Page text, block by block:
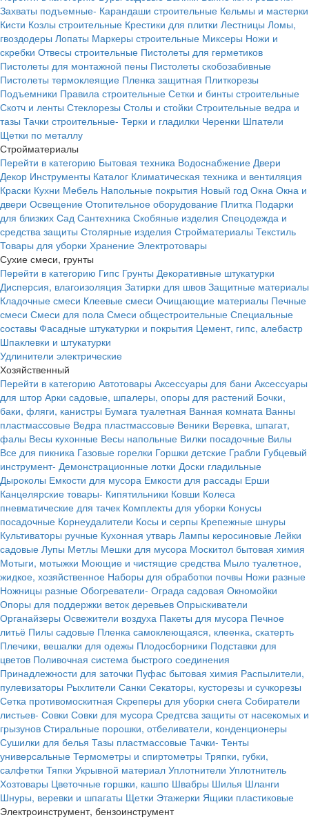
Захваты подъемные- Карандаши строительные Кельмы и мастерки
Кисти Козлы строительные Крестики для плитки Лестницы Ломы,
гвоздодеры Лопаты Маркеры строительные Миксеры Ножи и
скребки Отвесы строительные Пистолеты для герметиков
Пистолеты для монтажной пены Пистолеты скобозабивные
Пистолеты термоклеящие Пленка защитная Плиткорезы
Подъемники Правила строительные Сетки и бинты строительные
Скотч и ленты Стеклорезы Столы и стойки Строительные ведра и
тазы Тачки строительные- Терки и гладилки Черенки Шпатели
Щетки по металлу
Стройматериалы
Перейти в категорию Бытовая техника Водоснабжение Двери
Декор Инструменты Каталог Климатическая техника и вентиляция
Краски Кухни Мебель Напольные покрытия Новый год Окна Окна и
двери Освещение Отопительное оборудование Плитка Подарки
для близких Сад Сантехника Скобяные изделия Спецодежда и
средства защиты Столярные изделия Стройматериалы Текстиль
Товары для уборки Хранение Электротовары
Сухие смеси, грунты
Перейти в категорию Гипс Грунты Декоративные штукатурки
Дисперсия, влагоизоляция Затирки для швов Защитные материалы
Кладочные смеси Клеевые смеси Очищающие материалы Печные
смеси Смеси для пола Смеси общестроительные Специальные
составы Фасадные штукатурки и покрытия Цемент, гипс, алебастр
Шпаклевки и штукатурки
Удлинители электрические
Хозяйственный
Перейти в категорию Автотовары Аксессуары для бани Аксессуары
для штор Арки садовые, шпалеры, опоры для растений Бочки,
баки, фляги, канистры Бумага туалетная Ванная комната Ванны
пластмассовые Ведра пластмассовые Веники Веревка, шпагат,
фалы Весы кухонные Весы напольные Вилки посадочные Вилы
Все для пикника Газовые горелки Горшки детские Грабли Губцевый
инструмент- Демонстрационные лотки Доски гладильные
Дыроколы Емкости для мусора Емкости для рассады Ерши
Канцелярские товары- Кипятильники Ковши Колеса
пневматические для тачек Комплекты для уборки Конусы
посадочные Корнеудалители Косы и серпы Крепежные шнуры
Культиваторы ручные Кухонная утварь Лампы керосиновые Лейки
садовые Лупы Метлы Мешки для мусора Москитол бытовая химия
Мотыги, мотыжки Моющие и чистящие средства Мыло туалетное,
жидкое, хозяйственное Наборы для обработки почвы Ножи разные
Ножницы разные Обогреватели- Ограда садовая Окномойки
Опоры для поддержки веток деревьев Опрыскиватели
Органайзеры Освежители воздуха Пакеты для мусора Печное
литьё Пилы садовые Пленка самоклеющаяся, клеенка, скатерть
Плечики, вешалки для одежы Плодосборники Подставки для
цветов Поливочная система быстрого соединения
Принадлежности для заточки Пуфас бытовая химия Распылители,
пулевизаторы Рыхлители Санки Секаторы, кусторезы и сучкорезы
Сетка противомоскитная Скреперы для уборки снега Собиратели
листьев- Совки Совки для мусора Средтсва защиты от насекомых и
грызунов Стиральные порошки, отбеливатели, конденционеры
Сушилки для белья Тазы пластмассовые Тачки- Тенты
универсальные Термометры и спиртометры Тряпки, губки,
салфетки Тяпки Укрывной материал Уплотнители Уплотнитель
Хозтовары Цветочные горшки, кашпо Швабры Шилья Шланги
Шнуры, веревки и шпагаты Щетки Этажерки Ящики пластиковые
Электроинструмент, бензоинструмент